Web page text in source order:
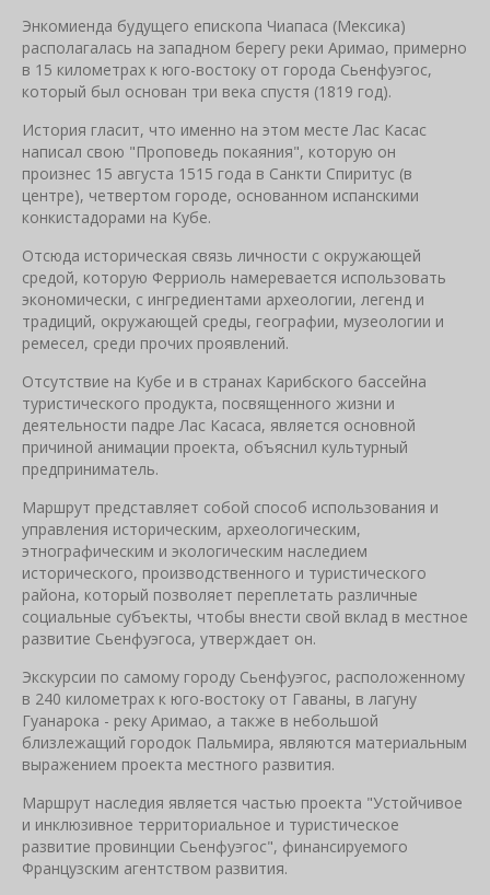
Энкомиенда будущего епископа Чиапаса (Мексика)
располагалась на западном берегу реки Аримао, примерно
в 15 километрах к юго-востоку от города Сьенфуэгос,
который был основан три века спустя (1819 год).
История гласит, что именно на этом месте Лас Касас
написал свою "Проповедь покаяния", которую он
произнес 15 августа 1515 года в Санкти Спиритус (в
центре), четвертом городе, основанном испанскими
конкистадорами на Кубе.
Отсюда историческая связь личности с окружающей
средой, которую Ферриоль намеревается использовать
экономически, с ингредиентами археологии, легенд и
традиций, окружающей среды, географии, музеологии и
ремесел, среди прочих проявлений.
Отсутствие на Кубе и в странах Карибского бассейна
туристического продукта, посвященного жизни и
деятельности падре Лас Касаса, является основной
причиной анимации проекта, объяснил культурный
предприниматель.
Маршрут представляет собой способ использования и
управления историческим, археологическим,
этнографическим и экологическим наследием
исторического, производственного и туристического
района, который позволяет переплетать различные
социальные субъекты, чтобы внести свой вклад в местное
развитие Сьенфуэгоса, утверждает он.
Экскурсии по самому городу Сьенфуэгос, расположенному
в 240 километрах к юго-востоку от Гаваны, в лагуну
Гуанарока - реку Аримао, а также в небольшой
близлежащий городок Пальмира, являются материальным
выражением проекта местного развития.
Маршрут наследия является частью проекта "Устойчивое
и инклюзивное территориальное и туристическое
развитие провинции Сьенфуэгос", финансируемого
Французским агентством развития.